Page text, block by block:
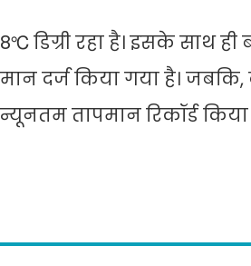
डिग्री रहा है। इसके
दर्ज किया गया है।
तापमान रिकॉर्ड